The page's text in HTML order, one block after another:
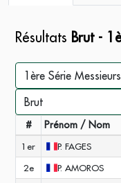
Résultats Brut -
# Prénom / Nom
1er P. FAGES
2e
P. AMOROS